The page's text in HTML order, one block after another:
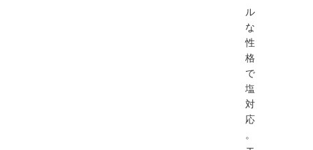
ル
な
性
格
で
塩
対
応
。